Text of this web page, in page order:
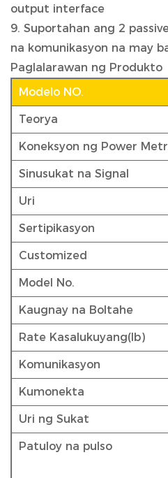
output interface
9. Suportahan ang 2
na komunikasyon na may
Paglalarawan ng Produkto
Modelo NO.
Teorya
Koneksyon ng Power
Sinusukat na Signal
Uri
Sertipikasyon
Customized
Model No.
Kaugnay na Boltahe
Rate Kasalukuyang(Ib)
Komunikasyon
Kumonekta
Uri ng Sukat
Patuloy na pulso